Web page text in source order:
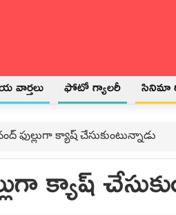
వార్తలు ఫోటో గ్యాలరీ సినిమా
ఫుల్లుగా క్యాష్‍ చేసుకుంటున్నాడు
క్యాష్‍